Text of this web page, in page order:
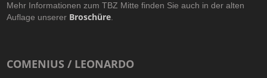
Mehr Informationen zum TBZ Mitte finden Sie auch in der alten
Auflage unserer Broschüre
COMENIUS / LEONARDO